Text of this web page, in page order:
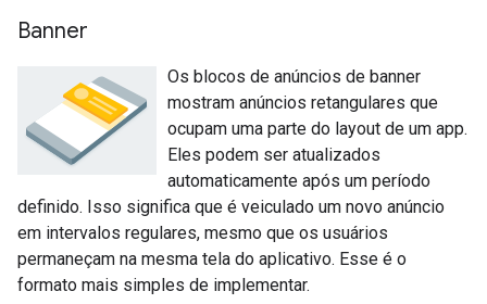
Banner
Os blocos de anúncios de banner
mostram anúncios retangulares que
ocupam uma parte do layout de um app.
Eles podem ser atualizados
automaticamente após um período
definido. Isso significa que é veiculado um novo anúncio
em intervalos regulares, mesmo que os usuários
permaneçam na mesma tela do aplicativo. Esse é o
formato mais simples de implementar.